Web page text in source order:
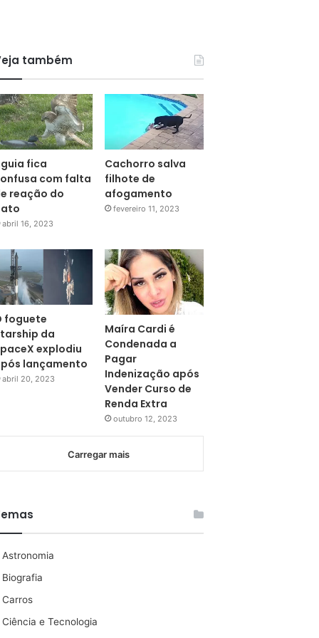
também
fica
com falta
reação do
abril 16, 2023
Cachorro salva
filhote de
afogamento
fevereiro 11, 2023
foguete
da
explodiu
lançamento
abril 20, 2023
Maíra Cardi é
Condenada a
Pagar
Indenização após
Vender Curso de
Renda Extra
outubro 12, 2023
Carregar mais
Astronomia
Biografia
Carros
Ciência e Tecnologia